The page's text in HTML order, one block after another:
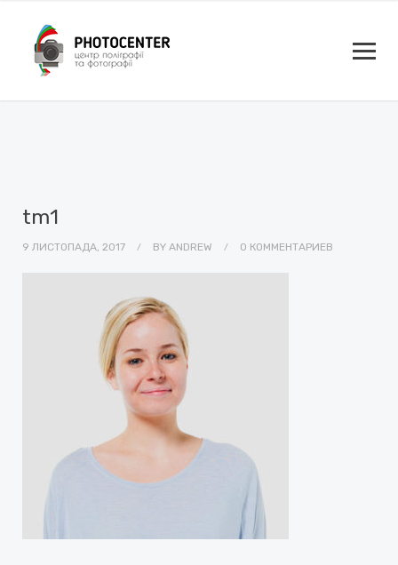
tm1
9 ЛИСТОПАДА, 2017 BY ANDREW 0 КОММЕНТАРИЕВ